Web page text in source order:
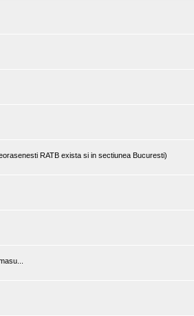
RATB exista si in sectiunea Bucuresti)